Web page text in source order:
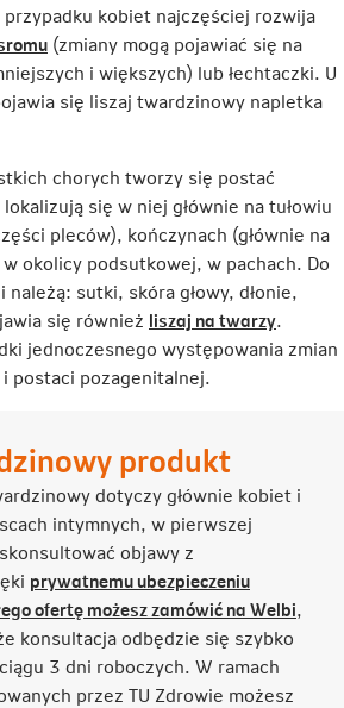
kobiet najczęściej rozwija
Link
otwiera
się
karcie
(zmiany mogą pojawiać się na
i większych) lub łechtaczki. U
się liszaj twardzinowy napletka
chorych tworzy się postać
się w niej głównie na tułowiu
pleców), kończynach (głównie na
okolicy podsutkowej, w pachach. Do
sutki, skóra głowy, dłonie,
się również liszaj na twarzyLink
otwiera
.
jednoczesnego występowania zmian
postaci pozagenitalnej.
produkt
dotyczy głównie kobiet i
intymnych, w pierwszej
objawy z
prywatnemu ubezpieczeniu
ofertę możesz zamówić na Welbi,
konsultacja odbędzie się szybko
3 dni roboczych. W ramach
przez TU Zdrowie możesz